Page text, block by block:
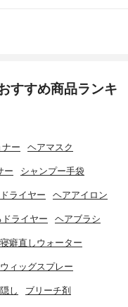
すすめ商品ランキ
ナー ヘアマスク
ー シャンプー手袋
ドライヤー ヘアアイロン
ドライヤー ヘアブラシ
寝癖直しウォーター
ウィッグスプレー
し ブリーチ剤